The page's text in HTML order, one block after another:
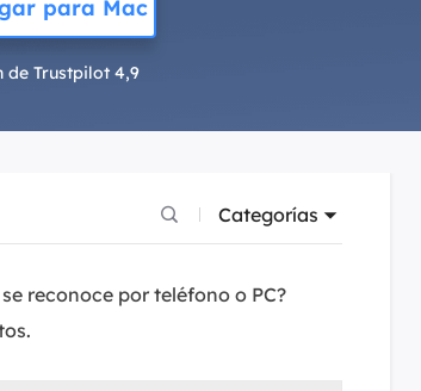
Despliegue inteligente de Windows.
Convertidor de video y
EaseUS VoiceWave
para Mac
de Trustpilot 4,9
Categorías
reconoce por teléfono o PC?